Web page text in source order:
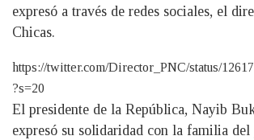
expresó a través de redes sociales, el
Chicas.
https://twitter.com/Director_PNC/status/
?s=20
El presidente de la República, Nayib
expresó su solidaridad con la familia